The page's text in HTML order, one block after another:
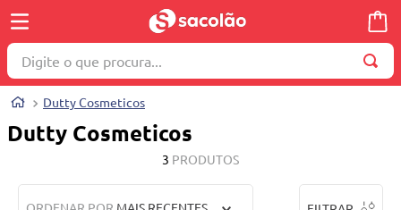
Digite o que procura...
Dutty Cosmeticos
Dutty Cosmeticos
3 PRODUTOS
2º
brinquedo
3º
máquina costura